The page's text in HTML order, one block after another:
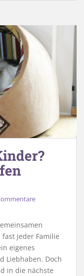
jeder Familie
eigenes
Liebhaben. Doch
in die nächste